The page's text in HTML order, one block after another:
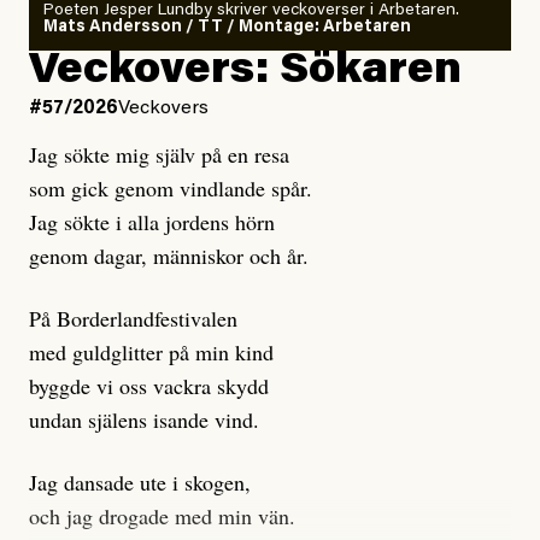
Kuhn och Sassarinis-McGowan hävdar att
Dagens ETC arbetar med ”opålitliga källor” för att
klickbete är inte intressant för Dagens ETC.
Journalistiken är låst. En klatschig men korrekt rubrik
gör förhoppningsvis att en nyfiken beställer
prenumeration, men den avslutas sekunder senare om
dessa granskningar på olika källor, alltifrån domar till
en mängd intervjupersoner, inklusive generös
möjlighet att bemöta för såväl personen vars motiv att
engagera sig i Palestinarörelsen ifrågasätts som de
grupper där Säpo-resursen samlade in uppgifter.
Researchen är grundlig.
Poeten Jesper Lundby skriver veckoverser i Arbetaren.
Mats Andersson / TT / Montage: Arbetaren
Veckovers: Sökaren
#57/2026Veckovers
Jag sökte mig själv på en resa
som gick genom vindlande spår.
Jag sökte i alla jordens hörn
genom dagar, människor och år.
På Borderlandfestivalen
med guldglitter på min kind
byggde vi oss vackra skydd
undan själens isande vind.
Jag dansade ute i skogen,
och jag drogade med min vän.